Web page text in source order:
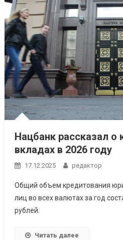
Нацбанк рассказал о
вкладах в 2026 году
17.12.2025 редактор
Общий объем кредитования
лиц во всех валютах за год
рублей.
Читать далее